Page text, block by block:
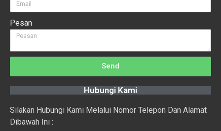
Pesan
Send
Hubungi Kami
Silakan Hubungi Kami Melalui Nomor Telepon Dan Alamat
Dibawah Ini :